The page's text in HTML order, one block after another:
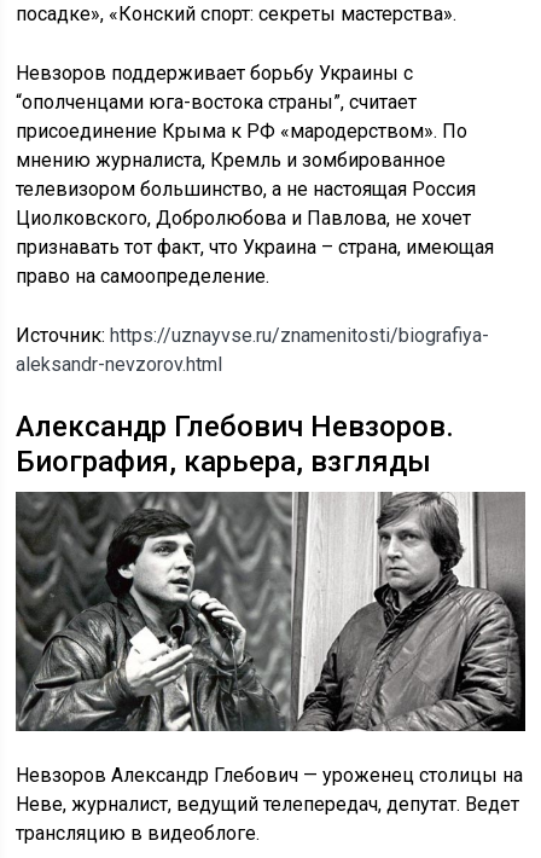
посадке», «Конский спорт: секреты мастерства».
Невзоров поддерживает борьбу Украины с
“ополченцами юга-востока страны”, считает
присоединение Крыма к РФ «мародерством». По
мнению журналиста, Кремль и зомбированное
телевизором большинство, а не настоящая Россия
Циолковского, Добролюбова и Павлова, не хочет
признавать тот факт, что Украина – страна, имеющая
право на самоопределение.
Источник:https://uznayvse.ru/znamenitosti/biografiya-
aleksandr-nevzorov.html
Александр Глебович Невзоров.
Биография, карьера, взгляды
Невзоров Александр Глебович — уроженец столицы на
Неве, журналист, ведущий телепередач, депутат. Ведет
трансляцию в видеоблоге.